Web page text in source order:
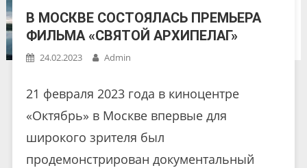
В МОСКВЕ СОСТОЯЛАСЬ ПРЕМЬЕРА
ФИЛЬМА «СВЯТОЙ АРХИПЕЛАГ»
24.02.2023 Admin
21 февраля 2023 года в киноцентре
«Октябрь» в Москве впервые для
широкого зрителя был
продемонстрирован документальный